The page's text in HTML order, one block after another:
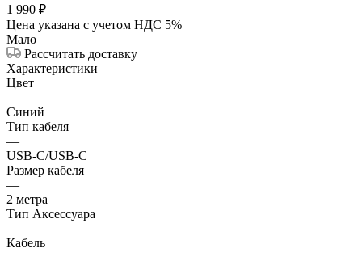
1 990 ₽
Цена указана с учетом НДС 5%
Мало
Рассчитать доставку
Характеристики
Цвет
—
Синий
Тип кабеля
—
USB-C/USB-C
Размер кабеля
—
2 метра
Тип Аксессуара
—
Кабель